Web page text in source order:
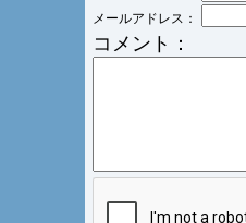
メールアドレス：
コメント：